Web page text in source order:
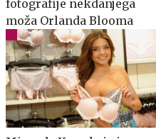
fotografije nekdanjega
moža Orlanda Blooma